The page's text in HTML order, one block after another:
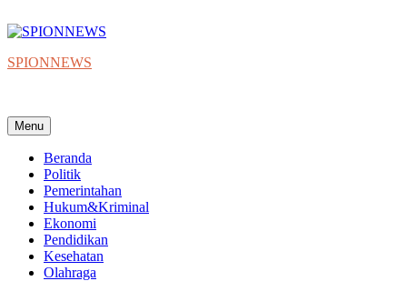
to
SPIONNEWS
Menu
Beranda
Politik
Pemerintahan
Hukum&Kriminal
Ekonomi
Pendidikan
Kesehatan
Olahraga